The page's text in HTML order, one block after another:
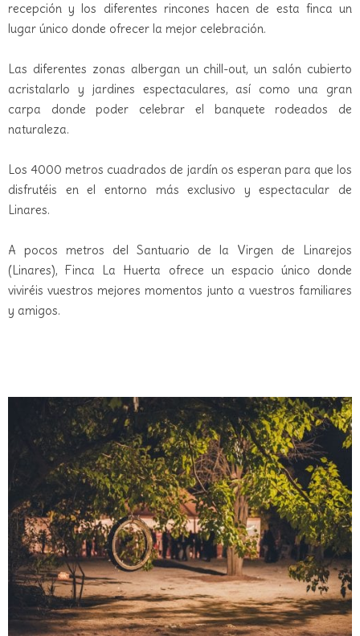
recepción y los diferentes rincones hacen de esta finca un
lugar único donde ofrecer la mejor celebración.
Las diferentes zonas albergan un chill-out, un salón cubierto
acristalarlo y jardines espectaculares, así como una gran
carpa donde poder celebrar el banquete rodeados de
naturaleza.
Los 4000 metros cuadrados de jardín os esperan para que los
disfrutéis en el entorno más exclusivo y espectacular de
Linares.
A pocos metros del Santuario de la Virgen de Linarejos
(Linares), Finca La Huerta ofrece un espacio único donde
viviréis vuestros mejores momentos junto a vuestros familiares
y amigos.